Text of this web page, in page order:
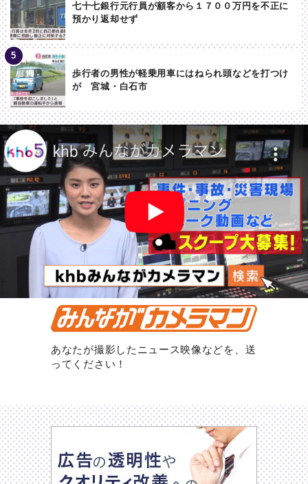
七十七銀行元行員が顧客から１７００万円を不正に
預かり返却せず
歩行者の男性が軽乗用車にはねられ頭などを打つけ
が 宮城・白石市
あなたが撮影したニュース映像などを、送
ってください！